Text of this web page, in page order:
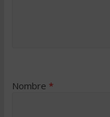
Nombre *